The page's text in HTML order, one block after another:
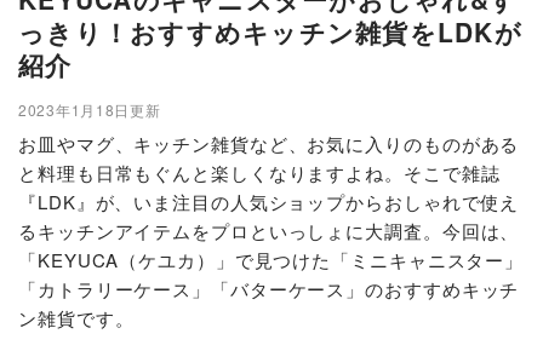
っきり！おすすめキッチン雑貨をLDKが
紹介
2023年1月18日更新
お皿やマグ、キッチン雑貨など、お気に入りのものがある
と料理も日常もぐんと楽しくなりますよね。そこで雑誌
『LDK』が、いま注目の人気ショップからおしゃれで使え
るキッチンアイテムをプロといっしょに大調査。今回は、
「KEYUCA（ケユカ）」で見つけた「ミニキャニスター」
「カトラリーケース」「バターケース」のおすすめキッチ
ン雑貨です。